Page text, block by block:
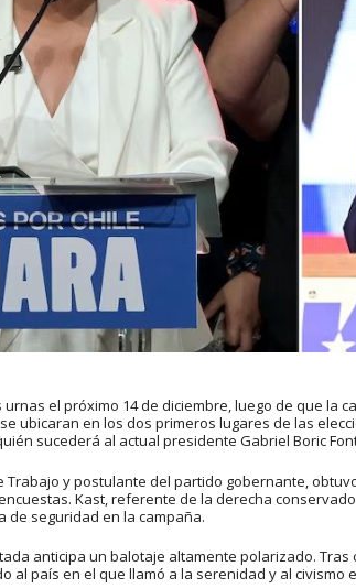
el próximo 14 de diciembre, luego de que la
ubicaran en los dos primeros lugares de las
sucederá al actual presidente Gabriel Boric
Trabajo y postulante del partido gobernante,
Kast, referente de la derecha
de seguridad en la campaña.
anticipa un balotaje altamente polarizado.
al país en el que llamó a la serenidad y al civismo